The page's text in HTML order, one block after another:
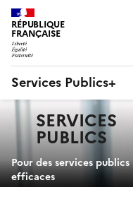
RÉPUBLIQUE
FRANÇAISE
Services Publics+
principaleSERVICES
PUBLICS+
Pour des services
efficaces